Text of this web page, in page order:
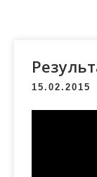
15.02.2015